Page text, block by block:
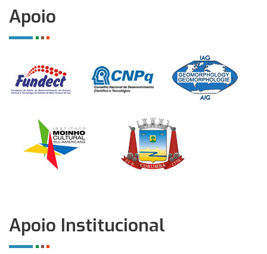
Apoio
Apoio Institucional